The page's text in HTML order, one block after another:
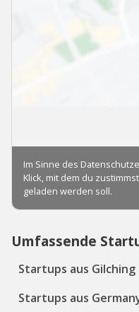
Umfassende
Startups aus Gilching
Startups aus